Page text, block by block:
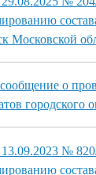
Московской
о
городского
№